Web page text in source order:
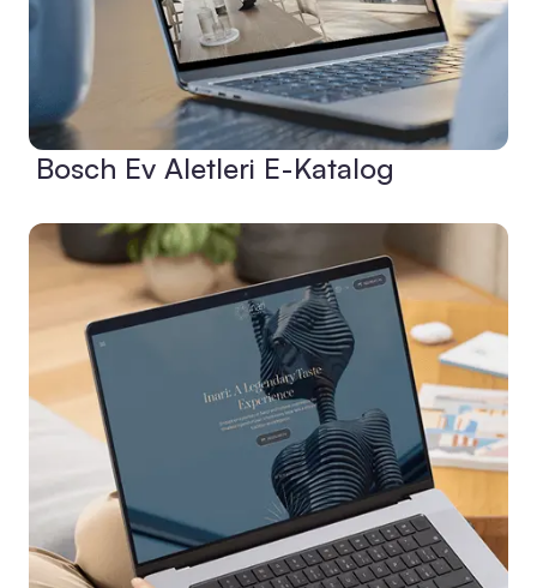
Bosch Ev Aletleri E-Katalog